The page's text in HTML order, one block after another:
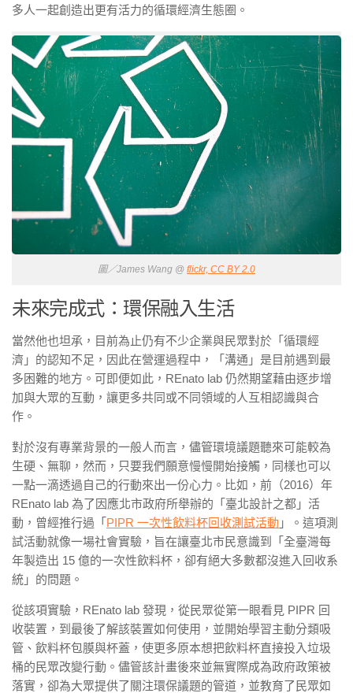
多人一起創造出更有活力的循環經濟生態圈。
圖／James Wang @ flickr, CC BY 2.0
未來完成式：環保融入生活
當然他也坦承，目前為止仍有不少企業與民眾對於「循環經
濟」的認知不足，因此在營運過程中，「溝通」是目前遇到最
多困難的地方。可即便如此，REnato lab 仍然期望藉由逐步增
加與大眾的互動，讓更多共同或不同領域的人互相認識與合
作。
對於沒有專業背景的一般人而言，儘管環境議題聽來可能較為
生硬、無聊，然而，只要我們願意慢慢開始接觸，同樣也可以
一點一滴透過自己的行動來出一份心力。比如， 前（2016）年
REnato lab 為了因應北市政府所舉辦的「臺北設計之都」活
動，曾經推行過「 PIPR 一次性飲料杯回收測試活動 」。這項測
試活動就像一場社會實驗，旨在讓臺北市民意識到「全臺灣每
年製造出 15 億的一次性飲料杯，卻有絕大多數都沒進入回收系
統」的問題。
從該項實驗，REnato lab 發現，從民眾從第一眼看見 PIPR 回
收裝置，到最後了解該裝置如何使用，並開始學習主動分類吸
管、飲料杯包膜與杯蓋，使更多原本想把飲料杯直接投入垃圾
桶的民眾改變行動。儘管該計畫後來並無實際成為政府政策被
落實，卻為大眾提供了關注環保議題的管道，並教育了民眾如